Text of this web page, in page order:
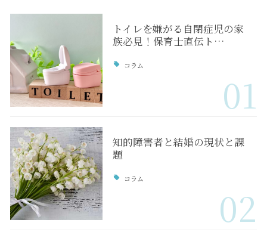
トイレを嫌がる自閉症児の家
族必見！保育士直伝ト…
コラム
01
知的障害者と結婚の現状と課
題
コラム
02